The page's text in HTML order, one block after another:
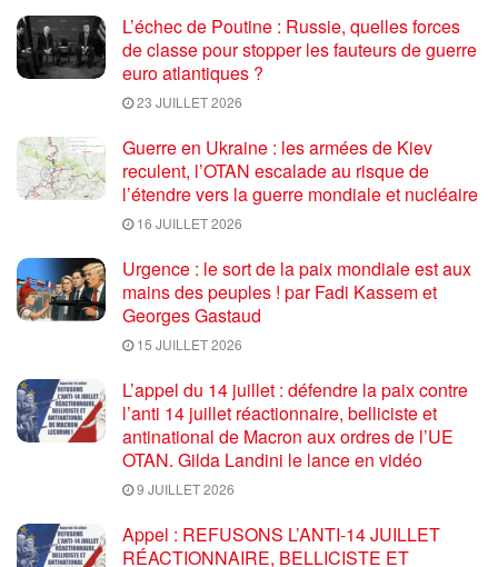
L’échec de Poutine : Russie, quelles forces
de classe pour stopper les fauteurs de guerre
euro atlantiques ?
23 JUILLET 2026
Guerre en Ukraine : les armées de Kiev
reculent, l’OTAN escalade au risque de
l’étendre vers la guerre mondiale et nucléaire
16 JUILLET 2026
Urgence : le sort de la paix mondiale est aux
mains des peuples ! par Fadi Kassem et
Georges Gastaud
15 JUILLET 2026
L’appel du 14 juillet : défendre la paix contre
l’anti 14 juillet réactionnaire, belliciste et
antinational de Macron aux ordres de l’UE
OTAN. Gilda Landini le lance en vidéo
9 JUILLET 2026
Appel : REFUSONS L’ANTI-14 JUILLET
RÉACTIONNAIRE, BELLICISTE ET